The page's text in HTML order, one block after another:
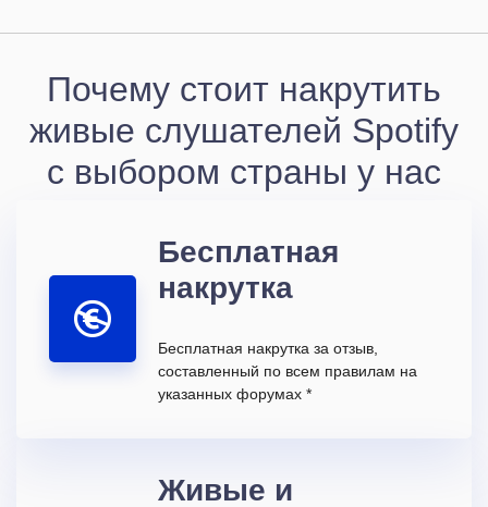
Почему стоит накрутить
живые слушателей Spotify
с выбором страны у нас
Бесплатная
накрутка
Бесплатная накрутка за отзыв,
составленный по всем правилам на
указанных форумах *
Живые и